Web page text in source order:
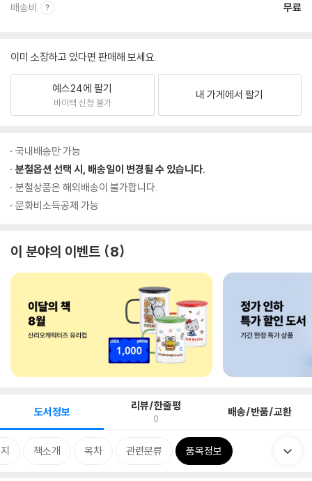
배송비 무료
이미 소장하고 있다면 판매해 보세요.
예스24에 팔기
바이백 신청 불가
내 가게에서 팔기
국내배송만 가능
분철옵션 선택 시, 배송일이 변경될 수 있습니다.
분철상품은 해외배송이 불가합니다.
문화비소득공제 가능
이 분야의 이벤트 8
도서정보 리뷰/한줄평
0 배송/반품/교환
책소개 목차 관련분류 품목정보